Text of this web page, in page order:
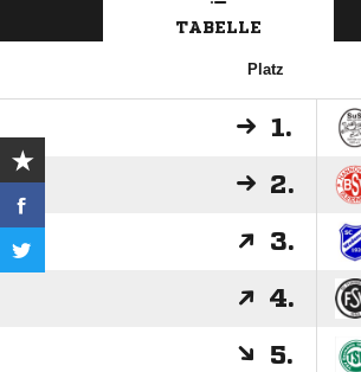
TABELLE
Platz
1.
2.
3.
4.
5.